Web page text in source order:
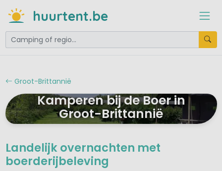
huurtent.be
Groot-Brittannië
Kamperen bij de Boer in
Groot-Brittannië
Landelijk overnachten met
boerderijbeleving